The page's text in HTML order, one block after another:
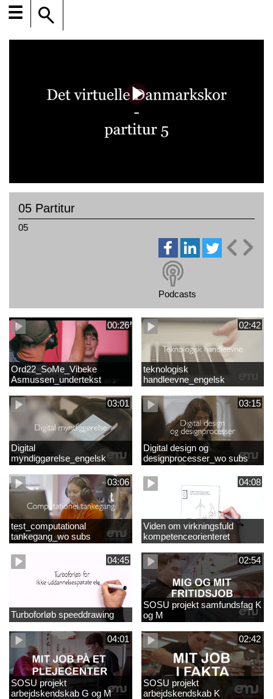
☰
05 Partitur
05
Podcasts
00:26
Ord22_SoMe_Vibeke
Asmussen_undertekst
02:42
teknologisk
handleevne_engelsk
03:01
Digital
myndiggørelse_engelsk
03:15
Digital design og
designprocesser_wo subs
03:06
test_computational
tankegang_wo subs
04:08
Viden om virkningsfuld
kompetenceorienteret
naturfagsundervisning
04:45
Turboforløb speeddrawing
02:54
SOSU projekt samfundsfag K
og M
04:01
SOSU projekt
arbejdskendskab G og M
02:42
SOSU projekt
arbejdskendskab K